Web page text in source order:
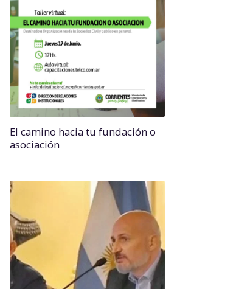
El camino hacia tu fundación o
asociación